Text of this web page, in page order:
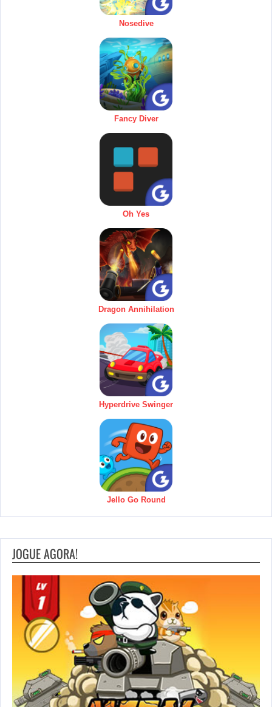
Nosedive
Fancy Diver
Oh Yes
Dragon Annihilation
Hyperdrive Swinger
Jello Go Round
JOGUE AGORA!